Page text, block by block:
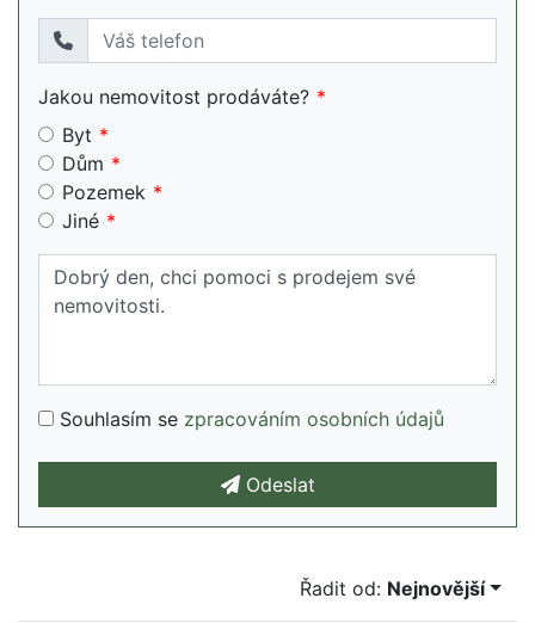
Jakou nemovitost prodáváte?
Byt
Dům
Pozemek
Jiné
Souhlasím se zpracováním osobních údajů
Odeslat
Řadit od: Nejnovější